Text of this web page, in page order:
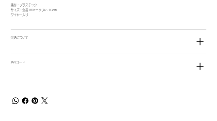
素材：プラスチック
サイズ：全長180cm ﾘｰﾌ4～10cm
ワイヤー入り
発送について
JANコード